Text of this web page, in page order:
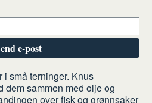
e-post
små terninger. Knus
dem sammen med olje og
over fisk og grønnsaker